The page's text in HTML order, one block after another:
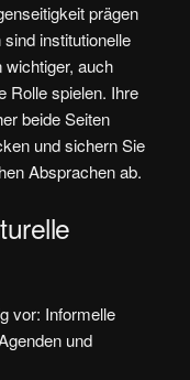
prägen
institutionelle
wichtiger, auch
Rolle spielen. Ihre
beide Seiten
und sichern Sie
Absprachen ab.
vor: Informelle
und